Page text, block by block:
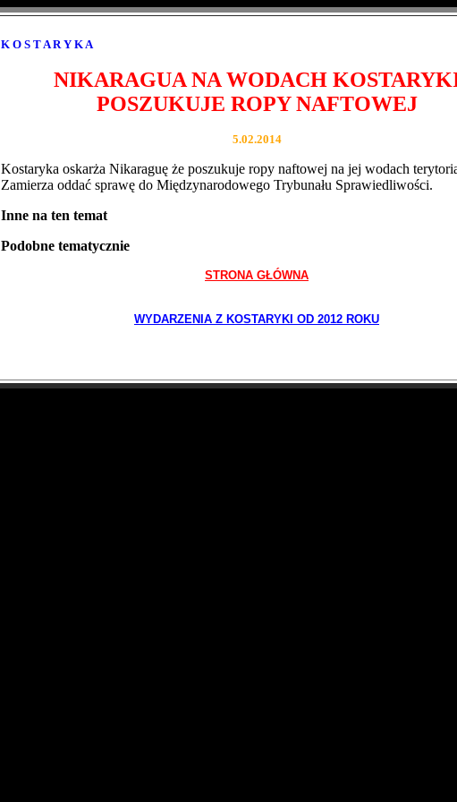
K O S T A R Y K A
NIKARAGUA NA WODACH
POSZUKUJE ROPY NAFTOWEJ
5.02.2014
Kostaryka oskarża Nikaraguę że poszukuje ropy naftowej na jej wodach
Zamierza oddać sprawę do Międzynarodowego Trybunału Sprawiedliwości.
Inne na ten temat
Podobne tematycznie
STRONA GŁÓWNA
WYDARZENIA Z KOSTARYKI OD 2012 ROKU